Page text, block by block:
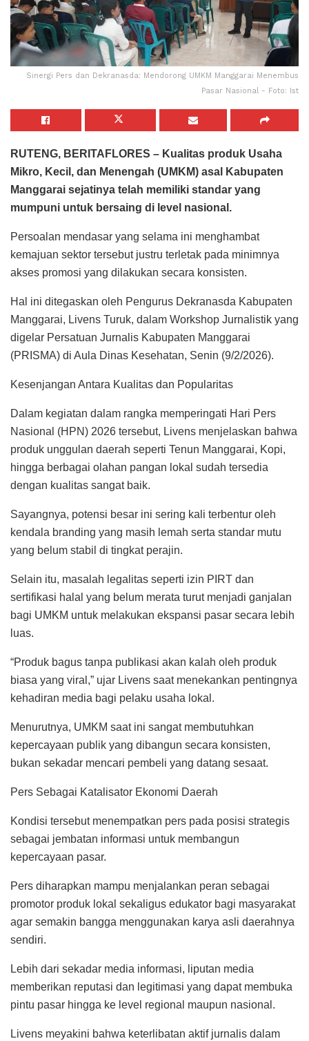
Sinergi Pers dan Dekranasda: Mendorong UMKM Manggarai Menembus
Pasar Nasional - Foto: Ist
RUTENG, BERITAFLORES – Kualitas produk Usaha
Mikro, Kecil, dan Menengah (UMKM) asal Kabupaten
Manggarai sejatinya telah memiliki standar yang
mumpuni untuk bersaing di level nasional.
Persoalan mendasar yang selama ini menghambat
kemajuan sektor tersebut justru terletak pada minimnya
akses promosi yang dilakukan secara konsisten.
Hal ini ditegaskan oleh Pengurus Dekranasda Kabupaten
Manggarai, Livens Turuk, dalam Workshop Jurnalistik yang
digelar Persatuan Jurnalis Kabupaten Manggarai
(PRISMA) di Aula Dinas Kesehatan, Senin (9/2/2026).
Kesenjangan Antara Kualitas dan Popularitas
Dalam kegiatan dalam rangka memperingati Hari Pers
Nasional (HPN) 2026 tersebut, Livens menjelaskan bahwa
produk unggulan daerah seperti Tenun Manggarai, Kopi,
hingga berbagai olahan pangan lokal sudah tersedia
dengan kualitas sangat baik.
Sayangnya, potensi besar ini sering kali terbentur oleh
kendala branding yang masih lemah serta standar mutu
yang belum stabil di tingkat perajin.
Selain itu, masalah legalitas seperti izin PIRT dan
sertifikasi halal yang belum merata turut menjadi ganjalan
bagi UMKM untuk melakukan ekspansi pasar secara lebih
luas.
“Produk bagus tanpa publikasi akan kalah oleh produk
biasa yang viral,” ujar Livens saat menekankan pentingnya
kehadiran media bagi pelaku usaha lokal.
Menurutnya, UMKM saat ini sangat membutuhkan
kepercayaan publik yang dibangun secara konsisten,
bukan sekadar mencari pembeli yang datang sesaat.
Pers Sebagai Katalisator Ekonomi Daerah
Kondisi tersebut menempatkan pers pada posisi strategis
sebagai jembatan informasi untuk membangun
kepercayaan pasar.
Pers diharapkan mampu menjalankan peran sebagai
promotor produk lokal sekaligus edukator bagi masyarakat
agar semakin bangga menggunakan karya asli daerahnya
sendiri.
Lebih dari sekadar media informasi, liputan media
memberikan reputasi dan legitimasi yang dapat membuka
pintu pasar hingga ke level regional maupun nasional.
Livens meyakini bahwa keterlibatan aktif jurnalis dalam